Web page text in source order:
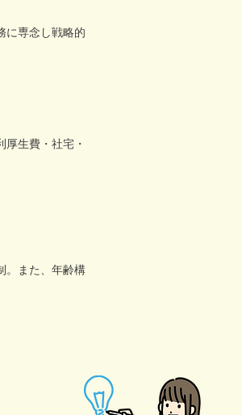
に専念し戦略的
生費・社宅・
。また、年齢構